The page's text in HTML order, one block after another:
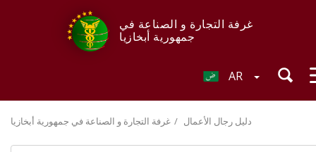
غرفة التجارة و الصناعة في
جمهورية أبخازيا
AR
غرفة التجارة و الصناعة في جمهورية أبخازيا دليل رجال الأعمال